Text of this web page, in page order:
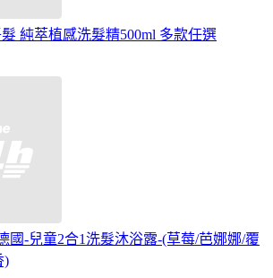
純萃植感洗髮精500ml 多款任選
國-兒童2合1洗髮沐浴露-(草莓/芭娜娜/覆
)